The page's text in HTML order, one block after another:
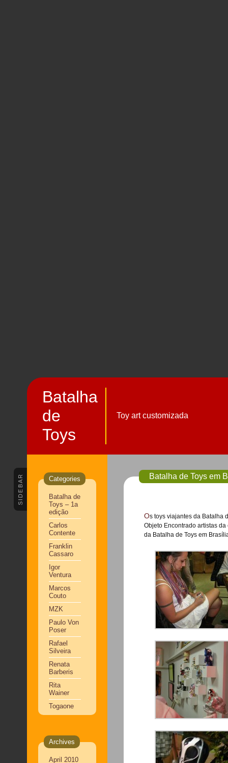
Batalha
de
Toys
Toy art customizada
SIDEBAR Categories
Batalha de
Toys – 1a
edição
Carlos
Contente
Franklin
Cassaro
Igor
Ventura
Marcos
Couto
MZK
Paulo Von
Poser
Rafael
Silveira
Renata
Barberis
Rita
Wainer
Togaone
Archives
April 2010
Batalha de Toys em
Os toys viajantes da Batalha de Toys estiveram em Brasília de 13 a 17 de outubro. No dia da estréia na
Objeto Encontrado artistas
da Batalha de Toys em